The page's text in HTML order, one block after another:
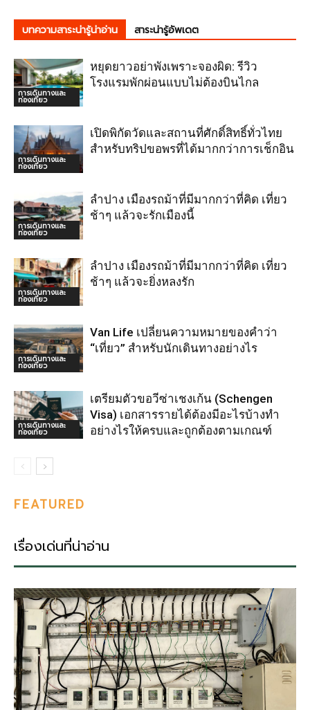
บทความสาระน่ารู้น่าอ่าน สาระน่ารู้อัพเดต
การเดินทางและ
ท่องเที่ยว
หยุดยาวอย่าพังเพราะจองผิด: รีวิว
โรงแรมพักผ่อนแบบไม่ต้องบินไกล
การเดินทางและ
ท่องเที่ยว
เปิดพิกัดวัดและสถานที่ศักดิ์สิทธิ์ทั่วไทย
สำหรับทริปขอพรที่ได้มากกว่าการเช็กอิน
การเดินทางและ
ท่องเที่ยว
ลำปาง เมืองรถม้าที่มีมากกว่าที่คิด เที่ยว
ช้าๆ แล้วจะรักเมืองนี้
การเดินทางและ
ท่องเที่ยว
ลำปาง เมืองรถม้าที่มีมากกว่าที่คิด เที่ยว
ช้าๆ แล้วจะยิ่งหลงรัก
การเดินทางและ
ท่องเที่ยว
Van Life เปลี่ยนความหมายของคำว่า
“เที่ยว” สำหรับนักเดินทางอย่างไร
การเดินทางและ
ท่องเที่ยว
เตรียมตัวขอวีซ่าเชงเก้น (Schengen
Visa) เอกสารรายได้ต้องมีอะไรบ้างทำ
อย่างไรให้ครบและถูกต้องตามเกณฑ์
FEATURED
เรื่องเด่นที่น่าอ่าน